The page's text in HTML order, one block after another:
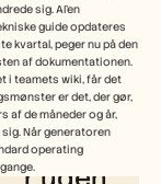
sig. AI'en
guide opdateres
kvartal, peger nu på den
af dokumentationen.
i teamets wiki, får det
er det, der gør,
af de måneder og år,
Når generatoren
operating
Opdat
eringe